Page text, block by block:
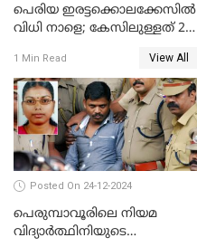
പെരിയ ഇരട്ടക്കൊലക്കേസില്‍
വിധി നാളെ; കേസിലുള്ളത് 24
1 Min Read View All
Posted On 24-12-2024
പെരുമ്പാവൂരിലെ നിയമ
വിദ്യാര്‍ത്ഥിനിയുടെ